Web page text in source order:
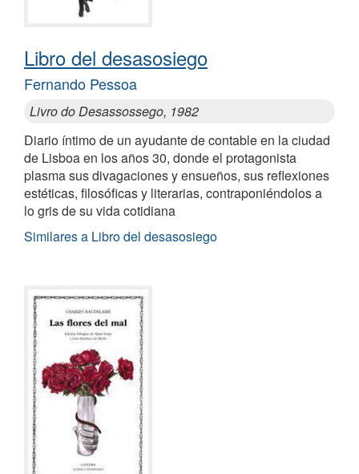
Libro del desasosiego
Fernando Pessoa
Livro do Desassossego, 1982
Diario íntimo de un ayudante de contable en la ciudad
de Lisboa en los años 30, donde el protagonista
plasma sus divagaciones y ensueños, sus reflexiones
estéticas, filosóficas y literarias, contraponiéndolos a
lo gris de su vida cotidiana
Similares a Libro del desasosiego